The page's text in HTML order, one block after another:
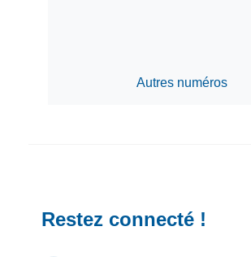
Autres numéros
Restez connecté !